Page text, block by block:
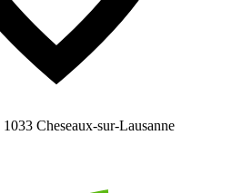
1033 Cheseaux-sur-Lausanne